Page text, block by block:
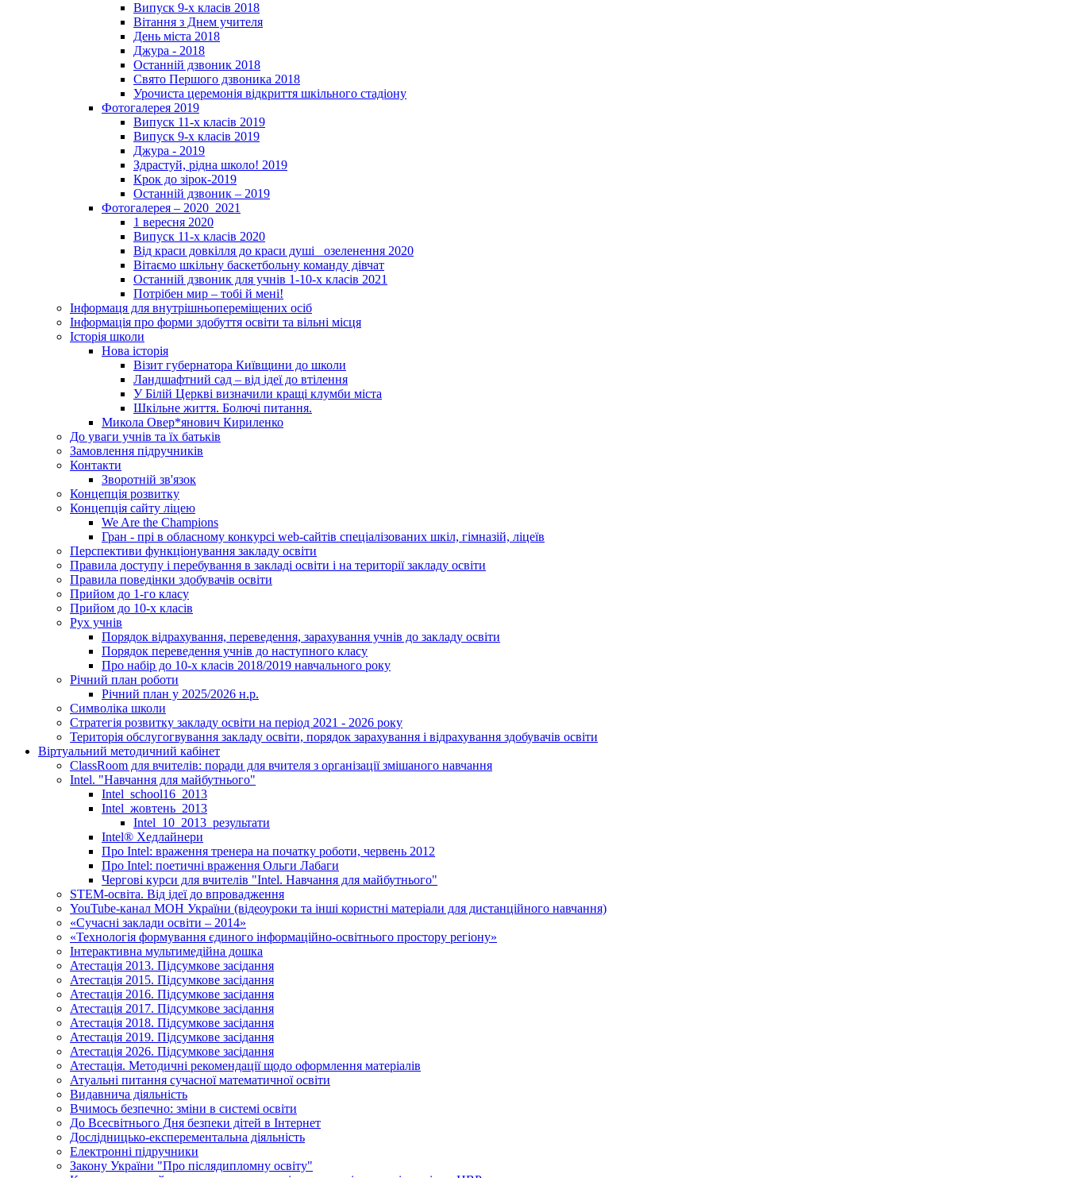
Випуск 9-х класів 2018
Вітання з Днем учителя
День міста 2018
Джура - 2018
Останній дзвоник 2018
Свято Першого дзвоника 2018
Урочиста церемонія відкриття шкільного стадіону
Фотогалерея 2019
Випуск 11-х класів 2019
Випуск 9-х класів 2019
Джура - 2019
Здрастуй, рідна школо! 2019
Крок до зірок-2019
Останній дзвоник – 2019
Фотогалерея – 2020_2021
1 вересня 2020
Випуск 11-х класів 2020
Від краси довкілля до краси душі _озеленення 2020
Вітаємо шкільну баскетбольну команду дівчат
Останній дзвоник для учнів 1-10-х класів 2021
Потрібен мир – тобі й мені!
Інформаця для внутрішньопереміщених осіб
Інформація про форми здобуття освіти та вільні місця
Історія школи
Нова історія
Візит губернатора Київщини до школи
Ландшафтний сад – від ідеї до втілення
У Білій Церкві визначили кращі клумби міста
Шкільне життя. Болючі питання.
Микола Овер*янович Кириленко
До уваги учнів та їх батьків
Замовлення підручників
Контакти
Зворотній зв'язок
Концепція розвитку
Концепція сайту ліцею
We Are the Champions
Гран - прі в обласному конкурсі web-сайтів спеціалізованих шкіл, гімназій, ліцеїв
Перспективи функціонування закладу освіти
Правила доступу і перебування в закладі освіти і на території закладу освіти
Правила поведінки здобувачів освіти
Прийом до 1-го класу
Прийом до 10-х класів
Рух учнів
Порядок відрахування, переведення, зарахування учнів до закладу освіти
Порядок переведення учнів до наступного класу
Про набір до 10-х класів 2018/2019 навчального року
Річний план роботи
Річний план у 2025/2026 н.р.
Символіка школи
Стратегія розвитку закладу освіти на період 2021 - 2026 року
Територія обслугогвування закладу освіти, порядок зарахування і відрахування здобувачів освіти
Віртуальний методичний кабінет
ClassRoom для вчителів: поради для вчителя з організації змішаного навчання
Intel. "Навчання для майбутнього"
Intel_school16_2013
Intel_жовтень_2013
Intel_10_2013_результати
Іntel® Хедлайнери
Про Intel: враження тренера на початку роботи, червень 2012
Про Intel: поетичні враження Ольги Лабаги
Чергові курси для вчителів "Intel. Навчання для майбутнього"
STEM-освіта. Від ідеї до впровадження
YouTube-канал МОН України (відеоуроки та інші користні матеріали для дистанційного навчання)
«Сучасні заклади освіти – 2014»
«Технологія формування єдиного інформаційно-освітнього простору регіону»
Інтерактивна мультимедійна дошка
Атестація 2013. Підсумкове засідання
Атестація 2015. Підсумкове засідання
Атестація 2016. Підсумкове засідання
Атестація 2017. Підсумкове засідання
Атестація 2018. Підсумкове засідання
Атестація 2019. Підсумкове засідання
Атестація 2026. Підсумкове засідання
Атестація. Методичні рекомендації щодо оформлення матеріалів
Атуальні питання сучасної математичної освіти
Видавнича діяльність
Вчимось безпечно: зміни в системі освіти
До Всесвітнього Дня безпеки дітей в Інтернет
Дослідницько-експерементальна діяльність
Електронні підручники
Закону України "Про післядипломну освіту"